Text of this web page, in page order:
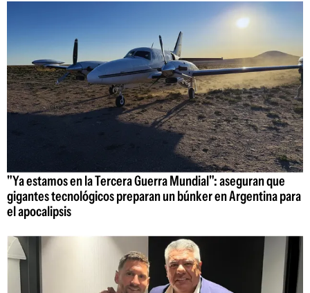
"Ya estamos en la Tercera Guerra Mundial": aseguran que
gigantes tecnológicos preparan un búnker en Argentina para
el apocalipsis